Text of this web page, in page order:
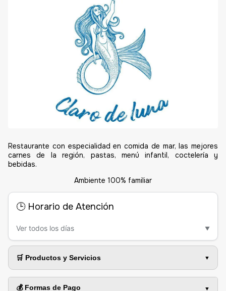
Restaurante con especialidad en comida de mar, las mejores
carnes de la región, pastas, menú infantil, coctelería y
bebidas.
Ambiente 100% familiar
🕒 Horario de Atención
Ver todos los días ▼
🛒 Productos y Servicios
💰 Formas de Pago